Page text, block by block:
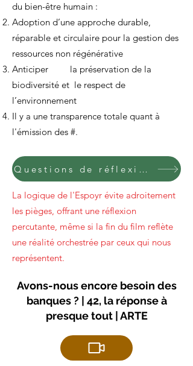
du bien-être humain :
Adoption d’une approche durable,
réparable et circulaire pour la gestion des
ressources non régénérative
Anticiper la préservation de la
biodiversité et le respect de
l’environnement
Il y a une transparence totale quant à
l'émission des #.
Questions de réflexion sur le film.
La logique de l'Espoyr évite adroitement
les pièges, offrant une réflexion
percutante, même si la fin du film reflète
une réalité orchestrée par ceux qui nous
représentent.
Avons-nous encore besoin des
banques ? | 42, la réponse à
presque tout | ARTE